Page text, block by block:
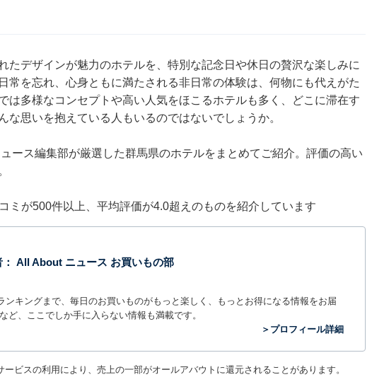
たデザインが魅力のホテルを、特別な記念日や休日の贅沢な楽しみに
常を忘れ、心身ともに満たされる非日常の体験は、何物にも代えがた
は多様なコンセプトや高い人気をほこるホテルも多く、どこに滞在す
思いを抱えている人もいるのではないでしょうか。
ース編集部が厳選した群馬県のホテルをまとめてご紹介。評価の高い
ミが500件以上、平均評価が4.0超えのものを紹介しています
All About ニュース お買いもの部
ンキングまで、毎日のお買いものがもっと楽しく、もっとお得になる情報をお届
ど、ここでしか手に入らない情報も満載です。
＞プロフィール詳細
ビスの利用により、売上の一部がオールアバウトに還元されることがあります。